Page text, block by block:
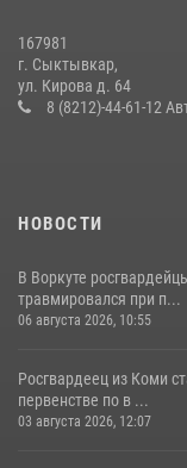
В Сыктывкаре
военнослужащих по
167981
г. Сыктывкар,
ул. Кирова д. 64
8 (8212)-44-61-12
НОВОСТИ
В Воркуте
травмировался при п...
06 августа 2026, 10:55
Росгвардеец из Коми
первенстве по в ...
03 августа 2026, 12:07